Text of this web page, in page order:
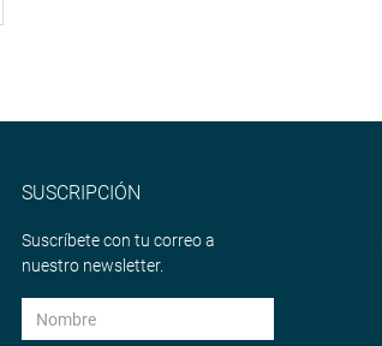
SUSCRIPCIÓN
Suscríbete con tu correo a
nuestro newsletter.